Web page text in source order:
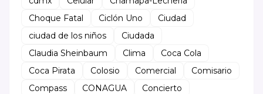
Choque Fatal
Ciclón Uno
Ciudad
ciudad de los niños
Ciudada
Claudia Sheinbaum
Clima
Coca Cola
Coca Pirata
Colosio Comercial
Comisario
Compass
CONAGUA
Concierto